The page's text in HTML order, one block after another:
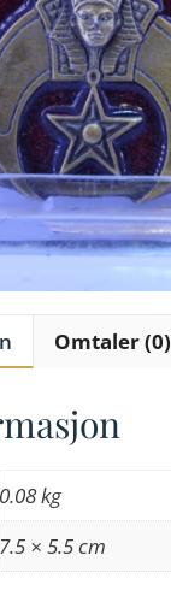
Omtaler (0)
0.08 kg
7.5 × 5.5 cm